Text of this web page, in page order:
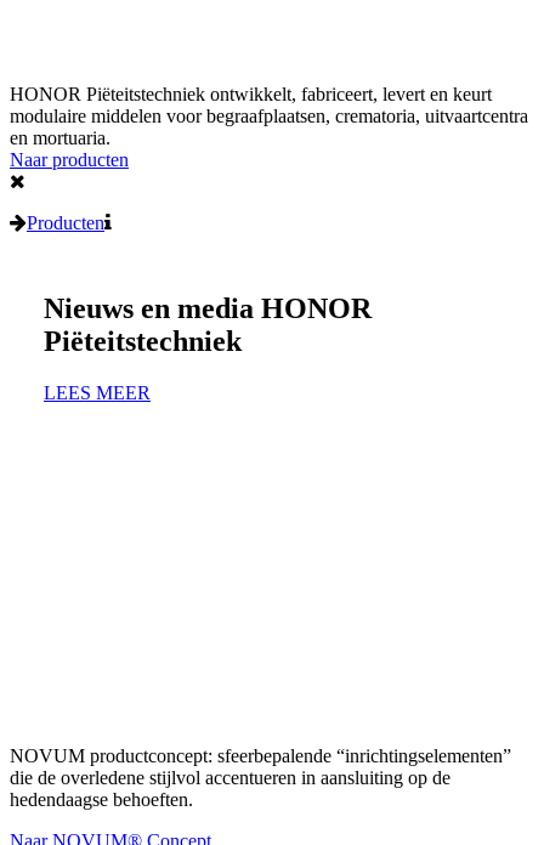
HONOR Piëteitstechniek ontwikkelt, fabriceert, levert en keurt
modulaire middelen voor begraafplaatsen, crematoria, uitvaartcentra
en mortuaria.
Naar producten
Producten
Nieuws en media HONOR
Piëteitstechniek
LEES MEER
NOVUM productconcept: sfeerbepalende “inrichtingselementen”
die de overledene stijlvol accentueren in aansluiting op de
hedendaagse behoeften.
Naar NOVUM® Concept